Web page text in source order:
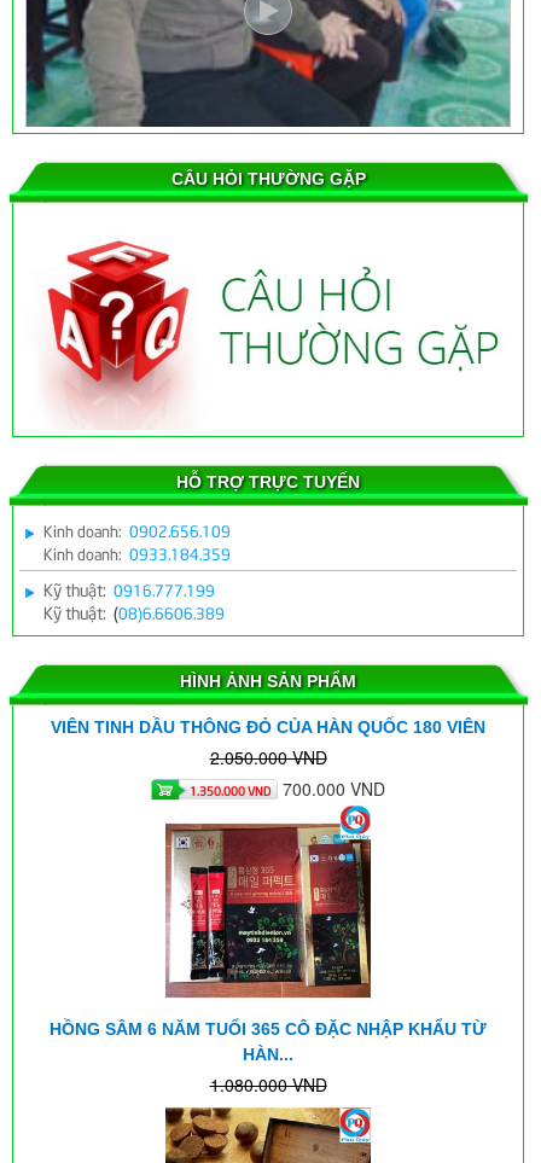
Thành tựu và kết quả của máy cân bằng ion Z755 Bộ quốc
Máy cân bằng ion Z755 chữa bệnh cho Bác sĩ
Kết quả của bé trai 12 tuổi bại não khi sử dụng máy tĩnh
điện ion
CÂU HỎI THƯỜNG GẶP
HỖ TRỢ TRỰC TUYẾN
Kinh doanh: 0902.656.109
Kinh doanh: 0933.184.359
Kỹ thuật: 0916.777.199
Kỹ thuật: (08)6.6606.389
HÌNH ẢNH SẢN PHẨM
VIÊN TINH DẦU THÔNG ĐỎ CỦA HÀN QUỐC 180 VIÊN
2.050.000 VND
1.350.000 VND 700.000 VND
HỒNG SÂM 6 NĂM TUỔI 365 CÔ ĐẶC NHẬP KHẨU TỪ
HÀN...
1.080.000 VND
594.000 VND 45%